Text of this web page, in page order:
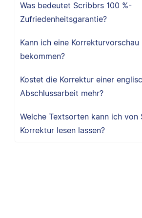
Was bedeutet Scribbrs 100 %-
Zufriedenheitsgarantie?
Kann ich eine Korrekturvorschau
bekommen?
Kostet die Korrektur einer
Abschlussarbeit mehr?
Welche Textsorten kann ich von
Korrektur lesen lassen?